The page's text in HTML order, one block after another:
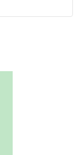
την υφή
βαθιά
γύρω τους,
τα
και